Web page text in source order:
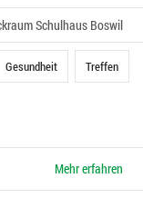
Schulhaus Boswil
Gesundheit Treffen
Mehr erfahren